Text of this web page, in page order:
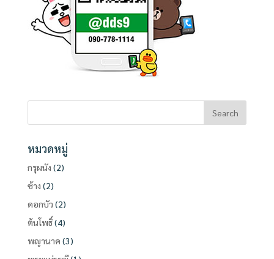
หมวดหมู่
กรุผนัง (2)
ช้าง (2)
ดอกบัว (2)
ต้นโพธิ์(4)
พญานาค (3)